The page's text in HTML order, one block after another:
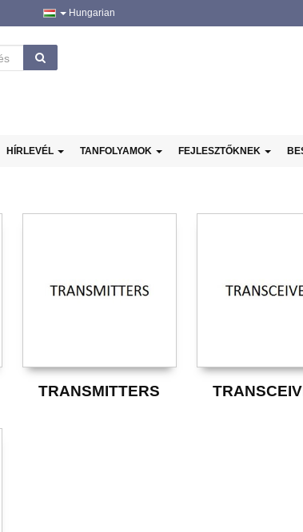
Hungarian
HÍRLEVÉL TANFOLYAMOK FEJLESZTŐKNEK
TRANSMITTERS